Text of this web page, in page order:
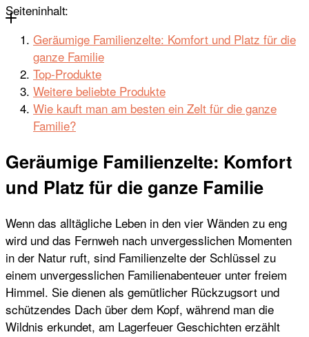
Seiteninhalt:
Geräumige Familienzelte: Komfort und Platz für die
ganze Familie
Top-Produkte
Weitere beliebte Produkte
Wie kauft man am besten ein Zelt für die ganze
Familie?
Geräumige Familienzelte: Komfort
und Platz für die ganze Familie
Wenn das alltägliche Leben in den vier Wänden zu eng
wird und das Fernweh nach unvergesslichen Momenten
in der Natur ruft, sind Familienzelte der Schlüssel zu
einem unvergesslichen Familienabenteuer unter freiem
Himmel. Sie dienen als gemütlicher Rückzugsort und
schützendes Dach über dem Kopf, während man die
Wildnis erkundet, am Lagerfeuer Geschichten erzählt